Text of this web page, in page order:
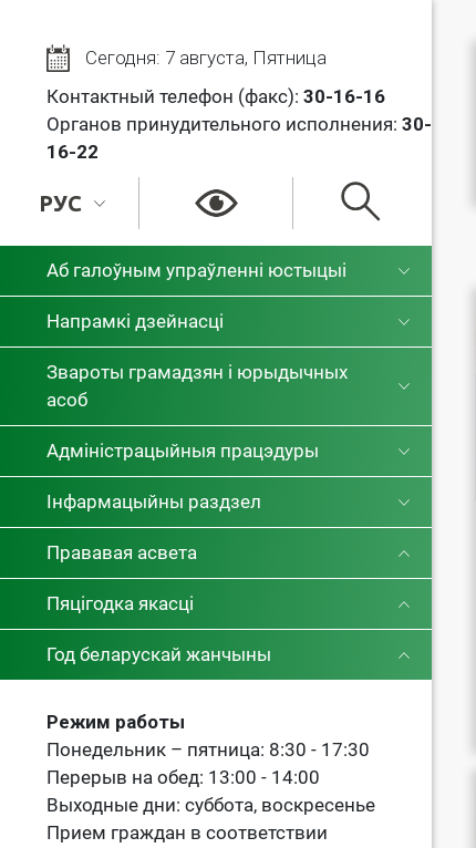
Сегодня: 7 августа, Пятница
Контактный телефон (факс): 30-16-16
Органов принудительного исполнения: 30-
16-22
РУС
Аб галоўным упраўленні юстыцыі
Напрамкі дзейнасці
Звароты грамадзян і юрыдычных
асоб
Адміністрацыйныя працэдуры
Інфармацыйны раздзел
Прававая асвета
Пяцігодка якасці
Год беларускай жанчыны
Режим работы
Понедельник – пятница: 8:30 - 17:30
Перерыв на обед: 13:00 - 14:00
Выходные дни: суббота, воскресенье
Прием граждан в соответствии